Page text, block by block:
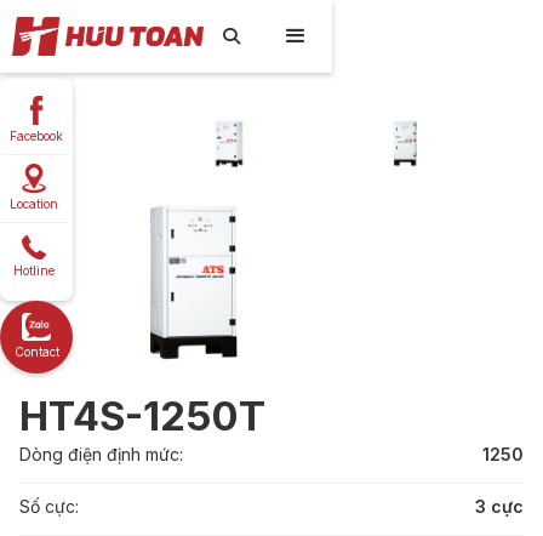

Facebook
Location
Hotline
Contact
HT4S-1250T
Dòng điện định mức: 1250
Số cực: 3 cực